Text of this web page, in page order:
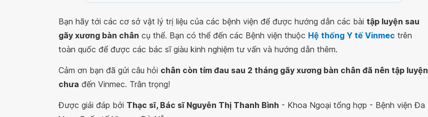
Bạn hãy tới các cơ sở vật lý trị liệu của các bệnh viện để được hướng dẫn các bài tập luyện sau
gãy xương bàn chân cụ thể. Bạn có thể đến các Bệnh viện thuộc Hệ thống Y tế Vinmec trên
toàn quốc để được các bác sĩ giàu kinh nghiệm tư vấn và hướng dẫn thêm.
Cảm ơn bạn đã gửi câu hỏi chân còn tím đau sau 2 tháng gãy xương bàn chân đã nên tập luyện
chưa đến Vinmec. Trân trọng!
Được giải đáp bởi Thạc sĩ, Bác sĩ Nguyễn Thị Thanh Bình - Khoa Ngoại tổng hợp - Bệnh viện Đa